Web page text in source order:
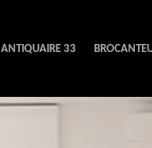
ANTIQUAIRE 33